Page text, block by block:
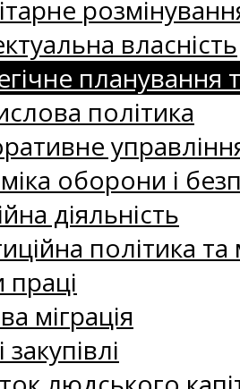
власність
політика
оборони і
діяльність
політика
міграція